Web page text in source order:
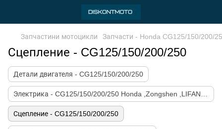
Запчастини мотоцикли Запчасти - Honda CG125/150/200/
Сцепление - CG125/150/200/250
Детали двигателя - CG125/150/200/250
Сцепление - CG125/150/200/250